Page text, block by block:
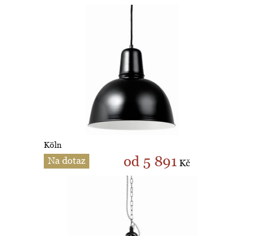
Köln
Na dotaz od 5 891 Kč